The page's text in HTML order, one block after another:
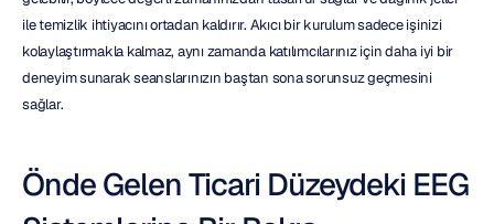
ile temizlik ihtiyacını ortadan kaldırır. Akıcı bir kurulum sadece işinizi
kolaylaştırmakla kalmaz, aynı zamanda katılımcılarınız için daha iyi bir
deneyim sunarak seanslarınızın baştan sona sorunsuz geçmesini
sağlar.
Önde Gelen Ticari Düzeydeki EEG